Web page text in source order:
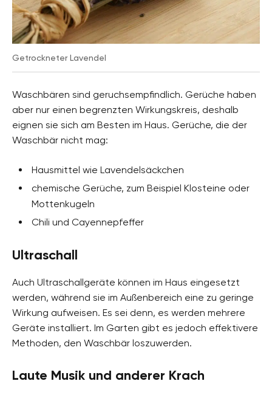
Getrockneter Lavendel
Waschbären sind geruchsempfindlich. Gerüche haben
aber nur einen begrenzten Wirkungskreis, deshalb
eignen sie sich am Besten im Haus. Gerüche, die der
Waschbär nicht mag:
Hausmittel wie Lavendelsäckchen
chemische Gerüche, zum Beispiel Klosteine oder
Mottenkugeln
Chili und Cayennepfeffer
Ultraschall
Auch Ultraschallgeräte können im Haus eingesetzt
werden, während sie im Außenbereich eine zu geringe
Wirkung aufweisen. Es sei denn, es werden mehrere
Geräte installiert. Im Garten gibt es jedoch effektivere
Methoden, den Waschbär loszuwerden.
Laute Musik und anderer Krach